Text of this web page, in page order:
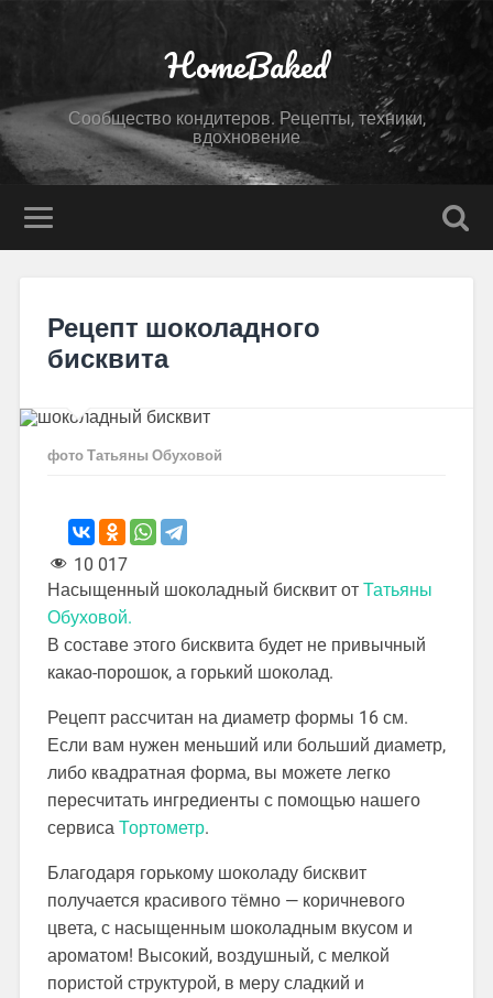
HomeBaked
Сообщество кондитеров. Рецепты, техники,
вдохновение
Рецепт шоколадного
бисквита
фото Татьяны Обуховой
10 017
Насыщенный шоколадный бисквит от Татьяны
Обуховой.
В составе этого бисквита будет не привычный
какао-порошок, а горький шоколад.
Рецепт рассчитан на диаметр формы 16 см.
Если вам нужен меньший или больший диаметр,
либо квадратная форма, вы можете легко
пересчитать ингредиенты с помощью нашего
сервиса Тортометр.
Благодаря горькому шоколаду бисквит
получается красивого тёмно — коричневого
цвета, с насыщенным шоколадным вкусом и
ароматом! Высокий, воздушный, с мелкой
пористой структурой, в меру сладкий и